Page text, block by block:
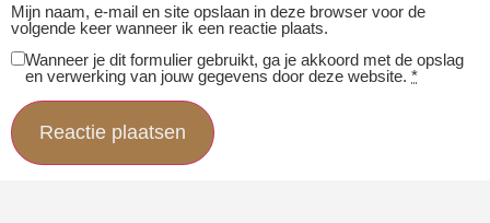
Mijn naam, e-mail en site opslaan in deze browser voor de
volgende keer wanneer ik een reactie plaats.
Wanneer je dit formulier gebruikt, ga je akkoord met de opslag
en verwerking van jouw gegevens door deze website. *